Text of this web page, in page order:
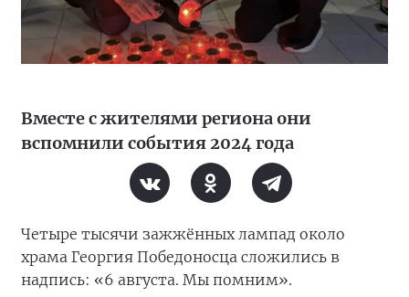
Вместе с жителями региона они
вспомнили события 2024 года
Четыре тысячи зажжённых лампад около
храма Георгия Победоносца сложились в
надпись: «6 августа. Мы помним».